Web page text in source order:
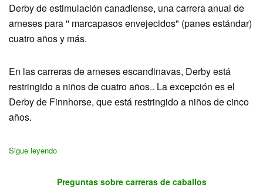
Derby de estimulación canadiense, una carrera anual de
arneses para '' marcapasos envejecidos" (panes estándar)
cuatro años y más.
En las carreras de arneses escandinavas, Derby está
restringido a niños de cuatro años.. La excepción es el
Derby de Finnhorse, que está restringido a niños de cinco
años.
Sigue leyendo
Preguntas sobre carreras de caballos